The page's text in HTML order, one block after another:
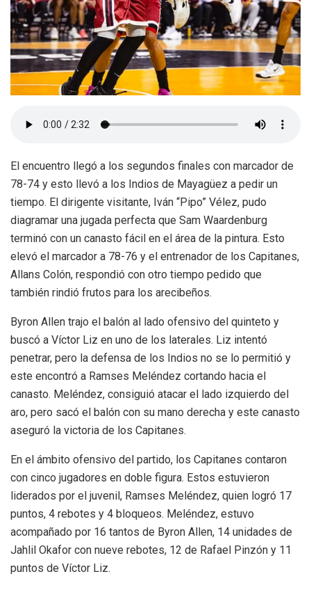
El encuentro llegó a los segundos finales con marcador de
78-74 y esto llevó a los Indios de Mayagüez a pedir un
tiempo. El dirigente visitante, Iván “Pipo” Vélez, pudo
diagramar una jugada perfecta que Sam Waardenburg
terminó con un canasto fácil en el área de la pintura. Esto
elevó el marcador a 78-76 y el entrenador de los Capitanes,
Allans Colón, respondió con otro tiempo pedido que
también rindió frutos para los arecibeños.
Byron Allen trajo el balón al lado ofensivo del quinteto y
buscó a Víctor Liz en uno de los laterales. Liz intentó
penetrar, pero la defensa de los Indios no se lo permitió y
este encontró a Ramses Meléndez cortando hacia el
canasto. Meléndez, consiguió atacar el lado izquierdo del
aro, pero sacó el balón con su mano derecha y este canasto
aseguró la victoria de los Capitanes.
En el ámbito ofensivo del partido, los Capitanes contaron
con cinco jugadores en doble figura. Estos estuvieron
liderados por el juvenil, Ramses Meléndez, quien logró 17
puntos, 4 rebotes y 4 bloqueos. Meléndez, estuvo
acompañado por 16 tantos de Byron Allen, 14 unidades de
Jahlil Okafor con nueve rebotes, 12 de Rafael Pinzón y 11
puntos de Víctor Liz.